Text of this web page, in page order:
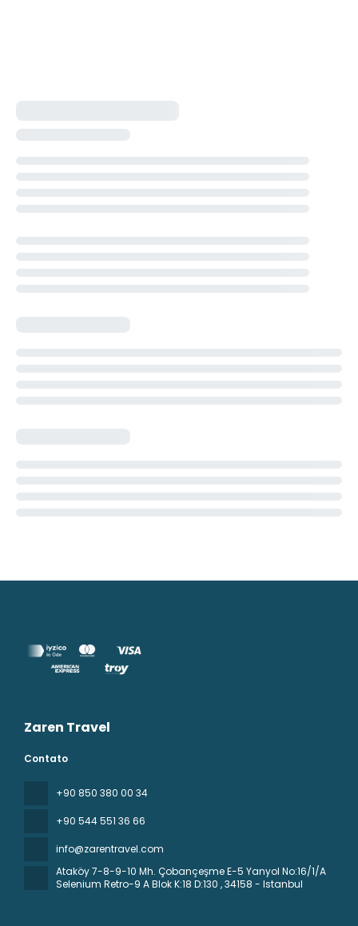
Zaren Travel
Contato
+90 850 380 00 34
+90 544 551 36 66
info@zarentravel.com
Ataköy 7-8-9-10 Mh. Çobançeşme E-5 Yanyol No:16/1/A
Selenium Retro-9 A Blok K:18 D:130 , 34158 - Istanbul